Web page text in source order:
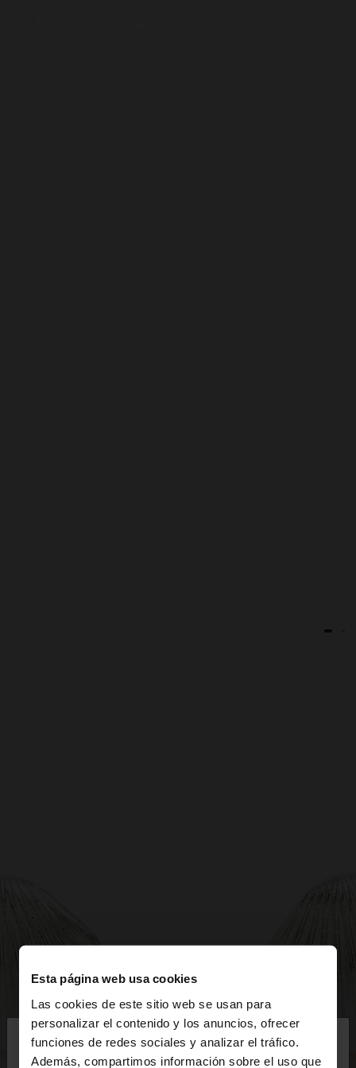
Esta página web usa cookies
Las cookies de este sitio web se usan para
personalizar el contenido y los anuncios, ofrecer
funciones de redes sociales y analizar el tráfico.
Además, compartimos información sobre el uso que
hola